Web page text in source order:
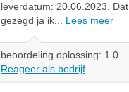
leverdatum: 20.06.2023.
gezegd ja ik... Lees meer
beoordeling oplossing: 1.0
Reageer als bedrijf